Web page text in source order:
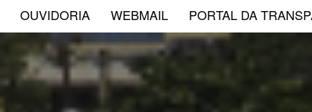
OUVIDORIA WEBMAIL PORTAL DA